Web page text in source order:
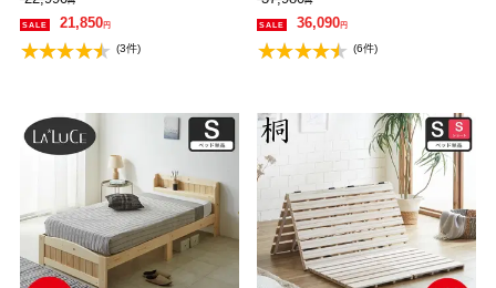
ベッド シングルベッド シンプル コ
ンパクト 省スペース 北欧風【フレ
ームのみ】
21,850円
(3件)
簡単 棚付き コンセント 高さ4段階
【大型家具配送】
36,090円
(6件)